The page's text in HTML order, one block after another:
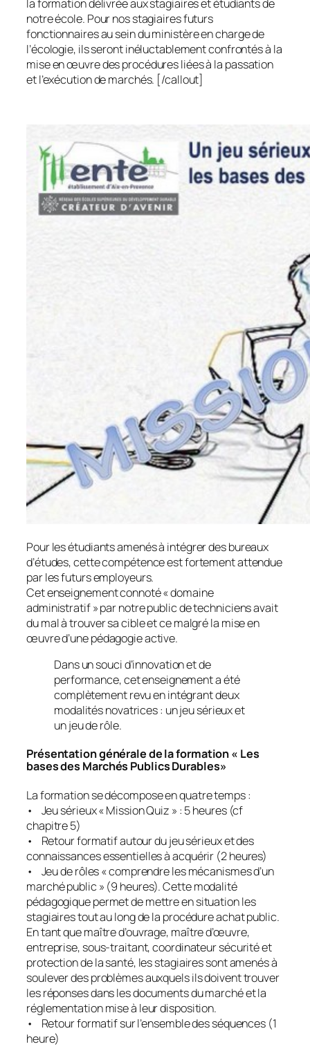
la formation délivrée aux stagiaires et étudiants de
notre école. Pour nos stagiaires futurs
fonctionnaires au sein du ministère en charge de
l’écologie, ils seront inéluctablement confrontés à la
mise en œuvre des procédures liées à la passation
et l’exécution de marchés. [/callout]
Pour les étudiants amenés à intégrer des bureaux
d’études, cette compétence est fortement attendue
par les futurs employeurs.
Cet enseignement connoté «domaine
administratif» par notre public de techniciens avait
du mal à trouver sa cible et ce malgré la mise en
œuvre d’une pédagogie active.
Dans un souci d’innovation et de
performance, cet enseignement a été
complètement revu en intégrant deux
modalités novatrices : un jeu sérieux et
un jeu de rôle.
Présentation générale de la formation « Les
bases des Marchés Publics Durables»
La formation se décompose en quatre temps :
• Jeu sérieux «Mission Quiz » : 5 heures (cf
chapitre 5)
• Retour formatif autour du jeu sérieux et des
connaissances essentielles à acquérir (2 heures)
• Jeu de rôles «comprendre les mécanismes d’un
marché public » (9 heures). Cette modalité
pédagogique permet de mettre en situation les
stagiaires tout au long de la procédure achat public.
En tant que maître d’ouvrage, maître d’œuvre,
entreprise, sous-traitant, coordinateur sécurité et
protection de la santé, les stagiaires sont amenés à
soulever des problèmes auxquels ils doivent trouver
les réponses dans les documents du marché et la
réglementation mise à leur disposition.
• Retour formatif sur l’ensemble des séquences (1
heure)